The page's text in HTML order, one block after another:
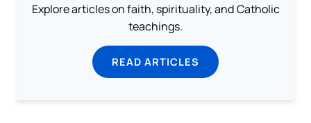
Explore articles on faith, spirituality, and Catholic
teachings.
READ ARTICLES